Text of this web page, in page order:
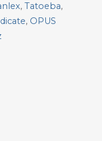
,Tatoeba,
, OPUS